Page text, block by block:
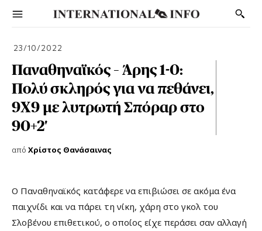
23/10/2022
Παναθηναϊκός – Άρης 1-0:
Πολύ σκληρός για να πεθάνει,
9Χ9 με λυτρωτή Σπόραρ στο
90+2′
από Χρίστος Θανάσαινας
Ο Παναθηναϊκός κατάφερε να επιβιώσει σε ακόμα ένα
παιχνίδι και να πάρει τη νίκη, χάρη στο γκολ του
Σλοβένου επιθετικού, ο οποίος είχε περάσει σαν αλλαγή